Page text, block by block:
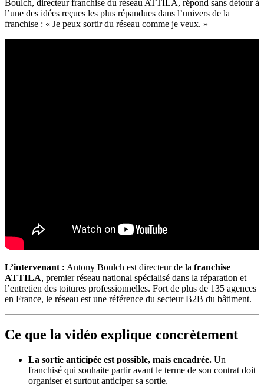
Boulch, directeur franchise du réseau ATTILA, répond sans détour à
l’une des idées reçues les plus répandues dans l’univers de la
franchise : « Je peux sortir du réseau comme je veux. »
L’intervenant : Antony Boulch est directeur de la franchise
ATTILA, premier réseau national spécialisé dans la réparation et
l’entretien des toitures professionnelles. Fort de plus de 135 agences
en France, le réseau est une référence du secteur B2B du bâtiment.
Ce que la vidéo explique concrètement
La sortie anticipée est possible, mais encadrée. Un
franchisé qui souhaite partir avant le terme de son contrat doit
organiser et surtout anticiper sa sortie.